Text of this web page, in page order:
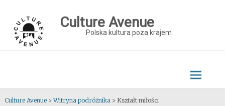
content
Culture Avenue
Polska kultura poza krajem
Culture Avenue>Witryna podróżnika> Kształt miłości